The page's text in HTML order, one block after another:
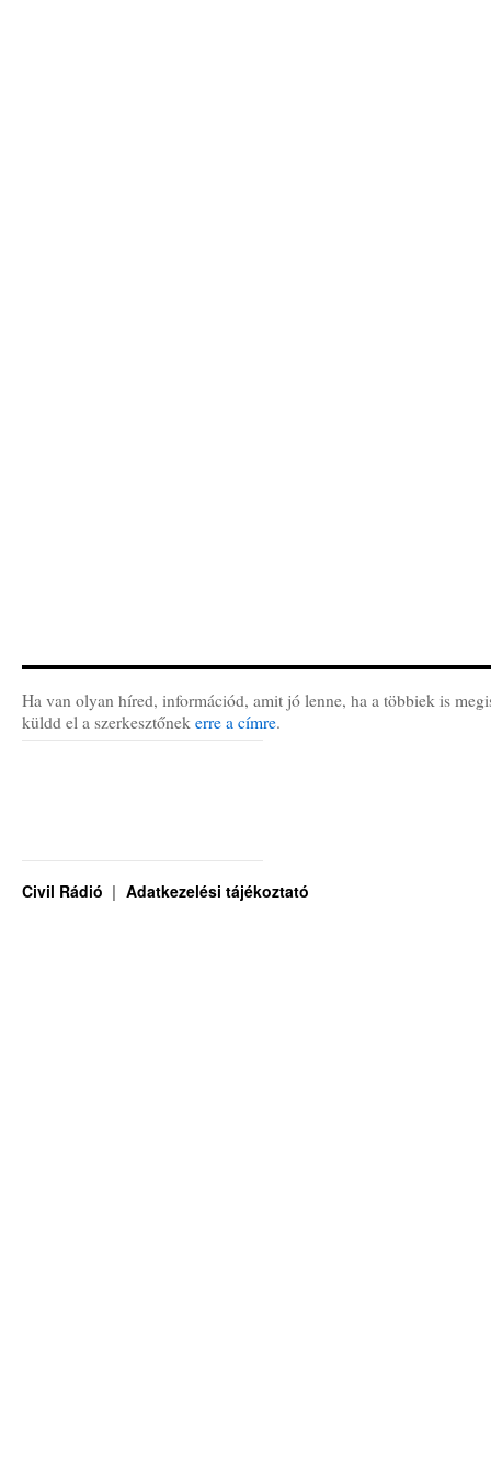
Ha van olyan híred, információd, amit jó lenne, ha a többiek is
küldd el a szerkesztőnek erre a címre.
Civil Rádió Adatkezelési tájékoztató